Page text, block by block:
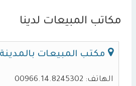
مكاتب المبيعات لدينا
مكتب المبيعات بالمدينة
الهاتف: 00966.14.8245302